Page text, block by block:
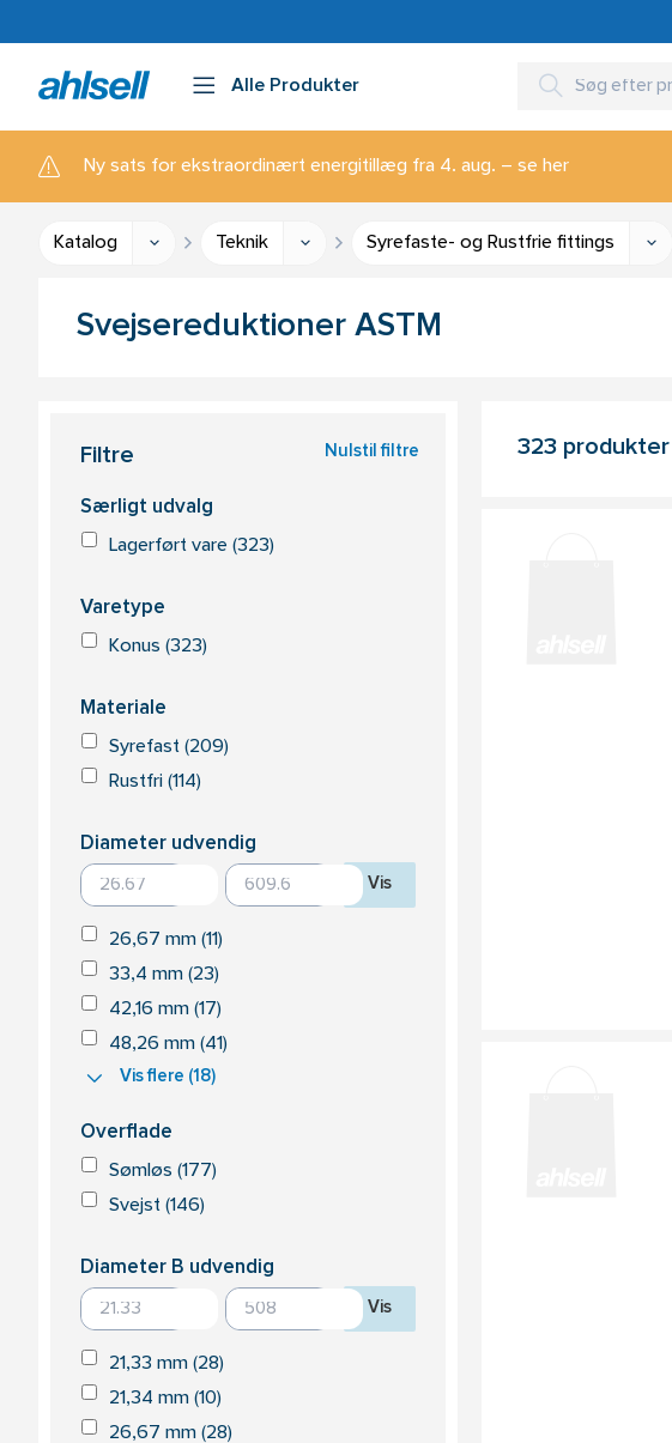
Alle Produkter
Ny sats for ekstraordinært energitillæg fra 4. aug. – se her
Katalog Teknik Syrefaste- og Rustfrie fittings
Svejsereduktioner ASTM
Filtre Nulstil filtre
Særligt udvalg
Lagerført vare (323)
Varetype
Konus (323)
Materiale
Syrefast (209)
Rustfri (114)
Diameter udvendig
Vis
26,67 mm (11)
33,4 mm (23)
42,16 mm (17)
48,26 mm (41)
Vis flere (18)
Overflade
Sømløs (177)
Svejst (146)
Diameter B udvendig
Vis
21,33 mm (28)
21,34 mm (10)
26,67 mm (28)
323 produkter